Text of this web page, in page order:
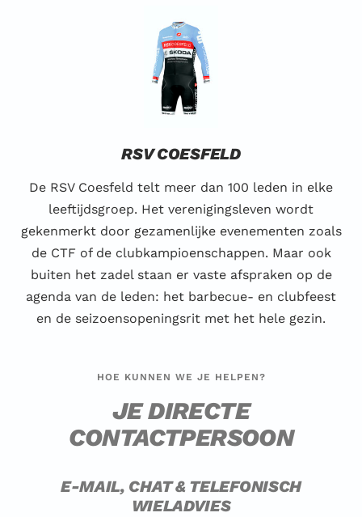
RSV COESFELD
De RSV Coesfeld telt meer dan 100 leden in elke
leeftijdsgroep. Het verenigingsleven wordt
gekenmerkt door gezamenlijke evenementen zoals
de CTF of de clubkampioenschappen. Maar ook
buiten het zadel staan er vaste afspraken op de
agenda van de leden: het barbecue- en clubfeest
en de seizoensopeningsrit met het hele gezin.
HOE KUNNEN WE JE HELPEN?
JE DIRECTE
CONTACTPERSOON
E-MAIL, CHAT & TELEFONISCH
WIELADVIES